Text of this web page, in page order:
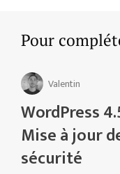
Pour
Valentin
WordPress
Mise à jour
sécurité